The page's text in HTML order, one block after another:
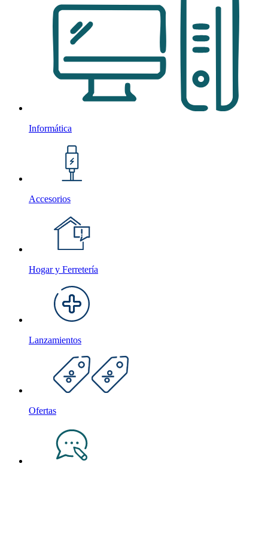
Informática
Accesorios
Hogar y Ferretería
Lanzamientos
Ofertas